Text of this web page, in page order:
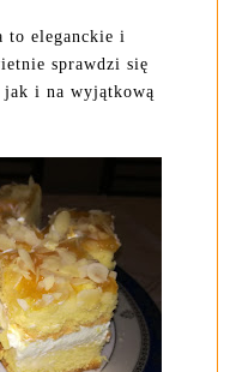
to eleganckie i
sprawdzi się
jak i na wyjątkową